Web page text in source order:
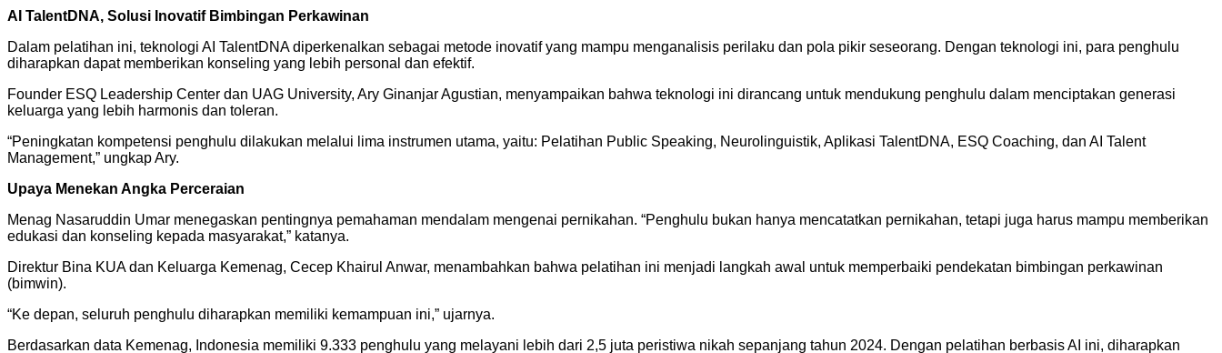
AI TalentDNA, Solusi Inovatif Bimbingan Perkawinan
Dalam pelatihan ini, teknologi AI TalentDNA diperkenalkan sebagai metode inovatif yang mampu menganalisis perilaku dan pola pikir seseorang. Dengan teknologi ini, para penghulu
diharapkan dapat memberikan konseling yang lebih personal dan efektif.
Founder ESQ Leadership Center dan UAG University, Ary Ginanjar Agustian, menyampaikan bahwa teknologi ini dirancang untuk mendukung penghulu dalam menciptakan generasi
keluarga yang lebih harmonis dan toleran.
“Peningkatan kompetensi penghulu dilakukan melalui lima instrumen utama, yaitu: Pelatihan Public Speaking, Neurolinguistik, Aplikasi TalentDNA, ESQ Coaching, dan AI Talent
Management,” ungkap Ary.
Upaya Menekan Angka Perceraian
Menag Nasaruddin Umar menegaskan pentingnya pemahaman mendalam mengenai pernikahan. “Penghulu bukan hanya mencatatkan pernikahan, tetapi juga harus mampu memberikan
edukasi dan konseling kepada masyarakat,” katanya.
Direktur Bina KUA dan Keluarga Kemenag, Cecep Khairul Anwar, menambahkan bahwa pelatihan ini menjadi langkah awal untuk memperbaiki pendekatan bimbingan perkawinan
(bimwin).
“Ke depan, seluruh penghulu diharapkan memiliki kemampuan ini,” ujarnya.
Berdasarkan data Kemenag, Indonesia memiliki 9.333 penghulu yang melayani lebih dari 2,5 juta peristiwa nikah sepanjang tahun 2024. Dengan pelatihan berbasis AI ini, diharapkan